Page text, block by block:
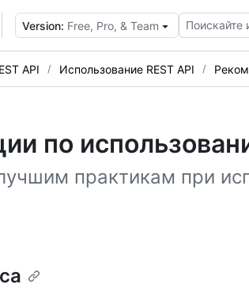
Version: Free, Pro, & Team Поискайте
API Использование REST API
по
практикам при